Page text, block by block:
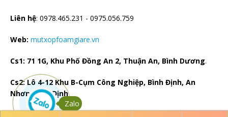
Liên hệ: 0978.465.231 - 0975.056.759
Web: mutxopfoamgiare.vn
Cs1: 71 1G, Khu Phố Đồng An 2, Thuận An, Bình Dương.
Cs2: Lô 4-12 Khu B-Cụm Công Nghiệp, Bình Định, An
Nhơn, Bình Định
Zalo